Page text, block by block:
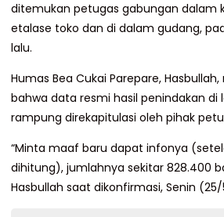
ditemukan petugas gabungan dalam
etalase toko dan di dalam gudang,
lalu.
Humas Bea Cukai Parepare,
bahwa data resmi hasil penindakan di
rampung direkapitulasi oleh pihak
“Minta maaf baru dapat infonya
dihitung), jumlahnya sekitar 828.400
Hasbullah saat dikonfirmasi, Senin